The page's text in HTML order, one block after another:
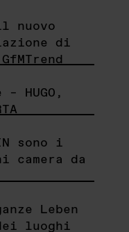
nuovo
di
HUGO,
sono i
da
Leben
luoghi